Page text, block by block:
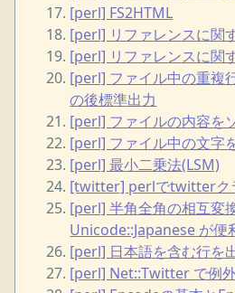
[perl] FS2HTML
[perl] リファレンスに関
[perl] リファレンスに関
[perl] ファイル中の重複
の後標準出力
[perl] ファイルの内容を
[perl] ファイル中の文字
[perl] 最小二乗法(LSM)
[twitter] perlでtwitterク
[perl] 半角全角の相互変
Unicode::Japanese が便
[perl] 日本語を含む行を
[perl] Net::Twitter で例